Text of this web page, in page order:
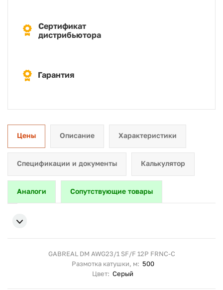
Сертификат
дистрибьютора
Гарантия
Цены Описание Характеристики
Спецификации и документы Калькулятор
Аналоги Сопутствующие товары
GABREAL DM AWG23/1 SF/F 12P FRNC-C
Размотка катушки, м: 500
Цвет: Серый